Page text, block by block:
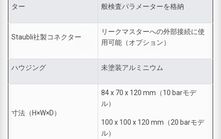
ター
般検査パラメーターを格納
Staubli社製コネクター
リークマスターへの外部接続に使
用可能（オプション）
ハウジング 未塗装アルミニウム
寸法（H×W×D）
84 x 70 x 120 mm（10 barモデ
ル）
100 x 100 x 120 mm（20 barモデ
ル）